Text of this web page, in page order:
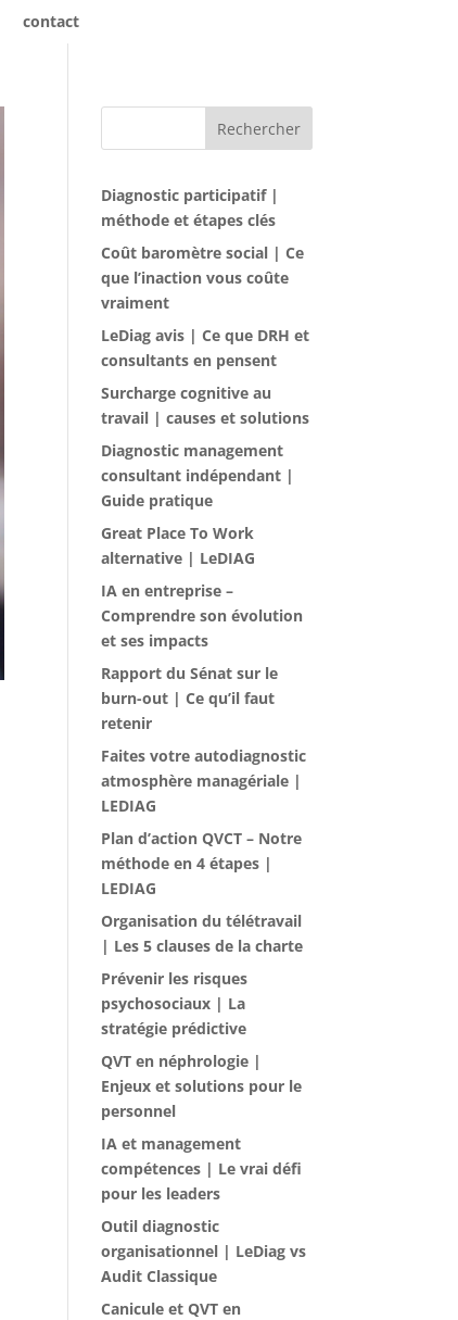
contact
Rechercher
Diagnostic participatif |
méthode et étapes clés
Coût baromètre social | Ce
que l’inaction vous coûte
vraiment
LeDiag avis | Ce que DRH et
consultants en pensent
Surcharge cognitive au
travail | causes et solutions
Diagnostic management
consultant indépendant |
Guide pratique
Great Place To Work
alternative | LeDIAG
IA en entreprise –
Comprendre son évolution
et ses impacts
Rapport du Sénat sur le
burn-out | Ce qu’il faut
retenir
Faites votre autodiagnostic
atmosphère managériale |
LEDIAG
Plan d’action QVCT – Notre
méthode en 4 étapes |
LEDIAG
Organisation du télétravail
| Les 5 clauses de la charte
Prévenir les risques
psychosociaux | La
stratégie prédictive
QVT en néphrologie |
Enjeux et solutions pour le
personnel
IA et management
compétences | Le vrai défi
pour les leaders
Outil diagnostic
organisationnel | LeDiag vs
Audit Classique
Canicule et QVT en